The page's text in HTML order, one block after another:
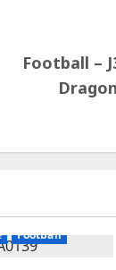
Football –
Football